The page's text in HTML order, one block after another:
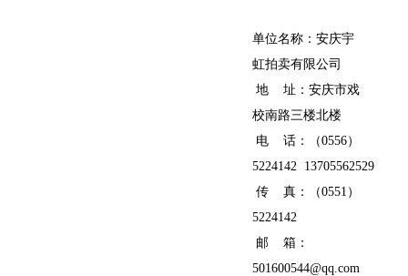
单位名称：安庆宇
虹拍卖有限公司
地 址：安庆市戏
校南路三楼北楼
电 话：（0556）
5224142 13705562529
传 真：（0551）
5224142
邮 箱：
501600544@qq.com